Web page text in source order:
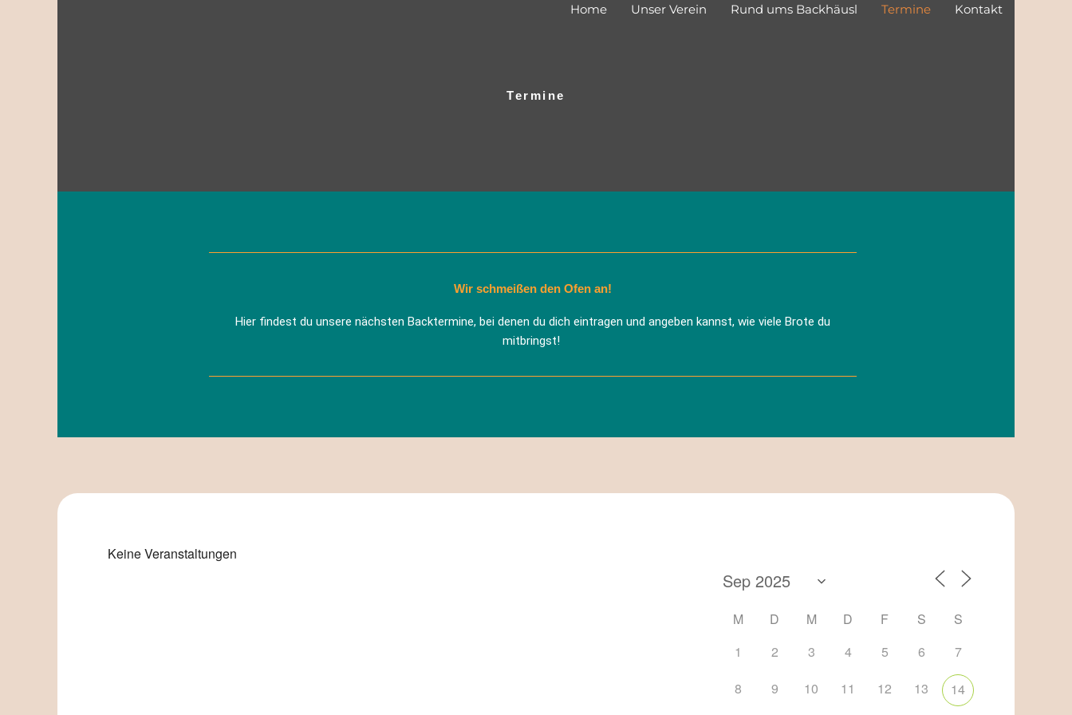
Home Unser Verein Rund ums Backhäusl Termine Kontakt
Termine
Wir schmeißen den Ofen an!
Hier findest du unsere nächsten Backtermine, bei denen du dich eintragen und angeben kannst, wie viele Brote du
mitbringst!
Keine Veranstaltungen
M D M D F S
S
1
2 3 4 5 6
7
8
9 10 11 12 13 14